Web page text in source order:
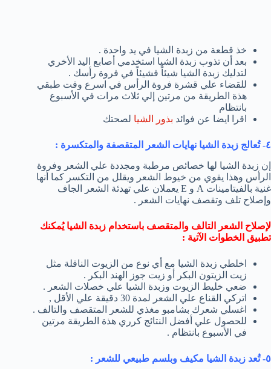
خذ قطعة من زبدة الشيا في يد واحدة .
بعد أن تذوب زبدة الشيا استخدمي أصابع اليد الأخري
لتدليك زبدة الشيا شيئاً فشيئاً في فروة رأسك .
للقضاء علي قشرة فروة الرأس في اسرع وقت طبقي
هذة الطريقة من مرتين إلي ثلاث مرات في الأسبوع
بانتظام
اقرا ايضا عن فوائد بذور الشيا لصحتك
٤- تُعالج زبدة الشيا نهايات الشعر المتقصفة والمتكسرة :
إن زبدة الشيا لها خصائص مرطبة ومجددة علي الشعر وفروة
الرأس وهذا يقوي من خيوط الشعر ويقلل من التكسر كما أنها
غنية بالفيتامينات A و E يعملان علي تهدئة الشعر الجاف
وإصلاح تلف وتقصف نهايات الشعر .
لإصلاح الشعر التالف والمتقصف باستخدام زبدة الشيا يُمكنك
تطبيق الخطوات الآتية :
اخلطي زبدة الشيا مع أي نوع من الزيوت الناقلة مثل
زيت الزيتون البكر أو زيت جوز الهند البكر .
ضعي خليط الزيوت وزبدة الشيا علي خصلات الشعر .
اتركي القناع علي الشعر لمدة 30 دقيقة علي الأقل ,
اغسلي شعرك بشامبو مغذي للشعر المتقصف والتالف .
للحصول علي أفضل النتائج كرري هذة الطريقة مرتين
في الأسبوع بانتظام .
٥- تُعد زبدة الشيا مكيف وبلسم طبيعي للشعر :